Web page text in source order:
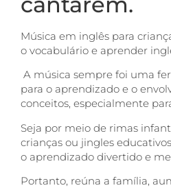
Música em inglês para
o vocabulário e aprender
A música sempre foi uma
para o aprendizado e o
conceitos, especialmente
Seja por meio de rimas
crianças ou jingles
o aprendizado divertido e
Portanto, reúna a família,